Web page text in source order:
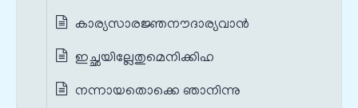
കാര്യസാരജ്ഞനൗദാര്യവാൻ
ഇച്ഛയില്ലേതുമെനിക്കിഹ
നന്നായതൊക്കെ ഞാനിന്നു